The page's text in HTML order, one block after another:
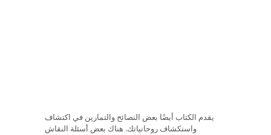
يقدم الكتاب أيضًا بعض النصائح والتمارين في اكتشاف
واستكشاف روحانياتك. هناك بعض أسئلة النقاش